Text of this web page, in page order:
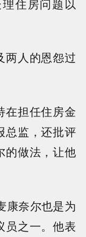
住房问题以
两人的恩怨过
在担任住房金
总监，还批评
的做法，让他
康奈尔也是为
员之一。他表